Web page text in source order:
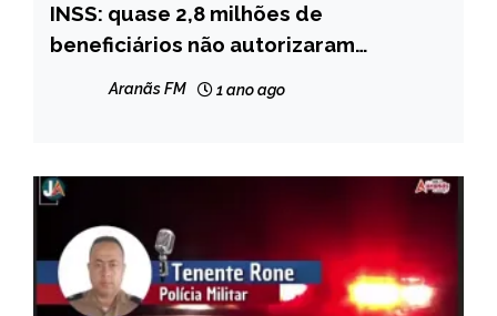
BRASIL
NOTÍCIAS
INSS: quase 2,8 milhões de
beneficiários não autorizaram
Aranãs FM 1 ano ago